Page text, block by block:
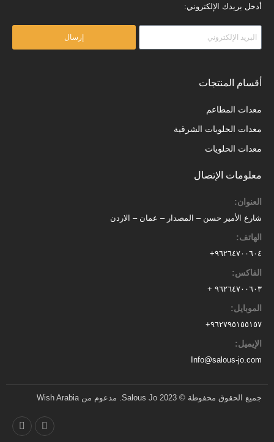
أدخل بريدك الإلكتروني:
إرسال
أقسام المنتجات
معدات المطاعم
معدات الحلويات الشرقية
معدات الحلويات
معلومات الإتصال
العنوان:
شارع الأمير حسن – المصدار – عمان – الاردن
الهاتف:
٩٦٢٦٤٧٠٠٦٠٤+
الفاكس:
٩٦٢٦٤٧٠٠٦٠٣ +
الموبايل:
٩٦٢٧٩٥١٥٥١٥٧+
الإيميل:
Info@salous-jo.com
جميع الحقوق محفوظة © 2023 Salous Jo. مدعوم من Wish Arabia